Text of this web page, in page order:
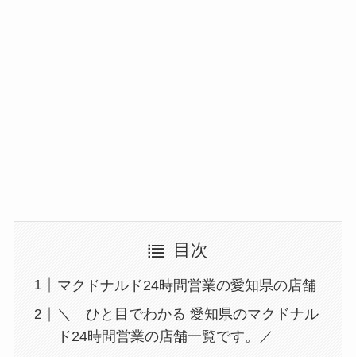
目次
マクドナルド24時間営業の愛知県の店舗
＼ ひと目でわかる 愛知県のマクドナル
ド24時間営業の店舗一覧です。／